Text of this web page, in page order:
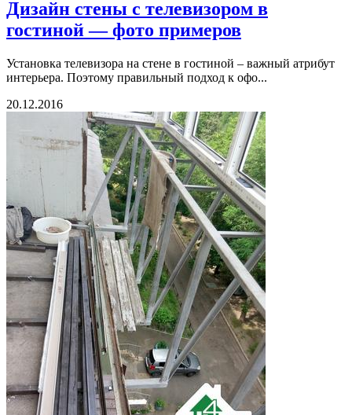
Дизайн стены с телевизором в
гостиной — фото примеров
Установка телевизора на стене в гостиной – важный атрибут
интерьера. Поэтому правильный подход к офо...
20.12.2016